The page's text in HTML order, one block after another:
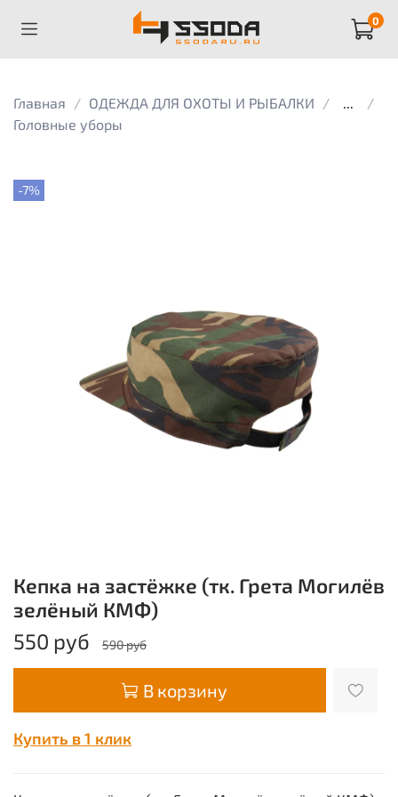
0
Главная ОДЕЖДА ДЛЯ ОХОТЫ И РЫБАЛКИ
...
Головные уборы
-7%
Кепка на застёжке (тк. Грета Могилёв
зелёный КМФ)
550 руб 590 руб
В корзину
Купить в 1 клик